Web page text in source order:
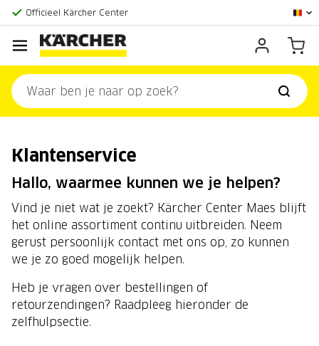
Officieel Kärcher Center
Klantenscore:9,3/10
Klantenservice
Hallo, waarmee kunnen we je helpen?
Vind je niet wat je zoekt? Kärcher Center Maes blijft
het online assortiment continu uitbreiden. Neem
gerust persoonlijk contact met ons op, zo kunnen
we je zo goed mogelijk helpen.
Heb je vragen over bestellingen of
retourzendingen? Raadpleeg hieronder de
zelfhulpsectie.